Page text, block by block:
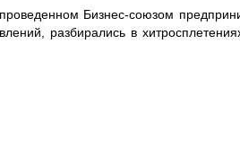
Бизнес-союзом
разбирались в